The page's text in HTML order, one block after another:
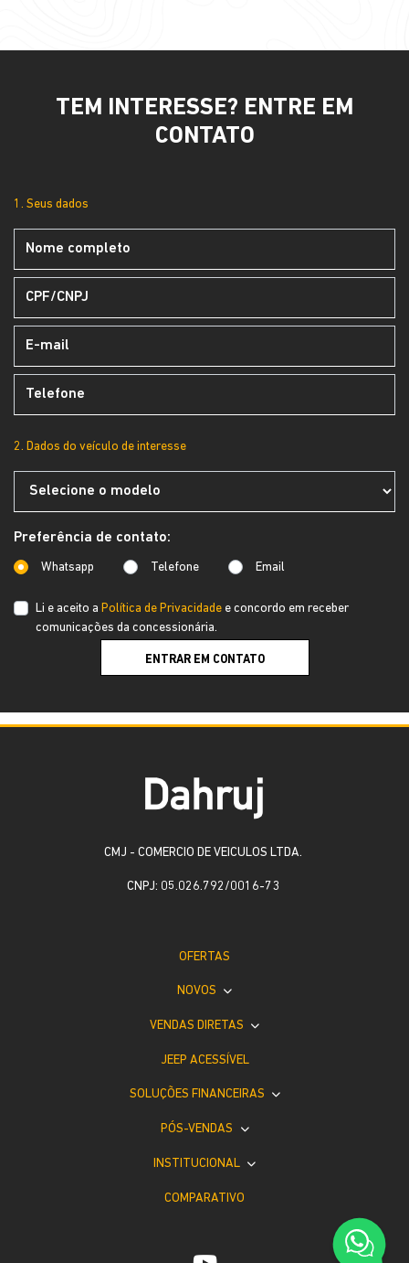
TEM INTERESSE? ENTRE EM
CONTATO
1. Seus dados
2. Dados do veículo de interesse
Preferência de contato:
Whatsapp Telefone Email
Li e aceito a Política de Privacidade e concordo em receber
comunicações da concessionária.
ENTRAR EM CONTATO
CMJ - COMERCIO DE VEICULOS LTDA.
CNPJ: 05.026.792/0016-73
OFERTAS
NOVOS
VENDAS DIRETAS
JEEP ACESSÍVEL
SOLUÇÕES FINANCEIRAS
PÓS-VENDAS
INSTITUCIONAL
COMPARATIVO